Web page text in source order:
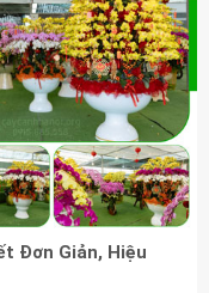
Đơn Giản, Hiệu